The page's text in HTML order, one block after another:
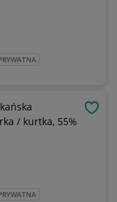
/ kurtka, 55%